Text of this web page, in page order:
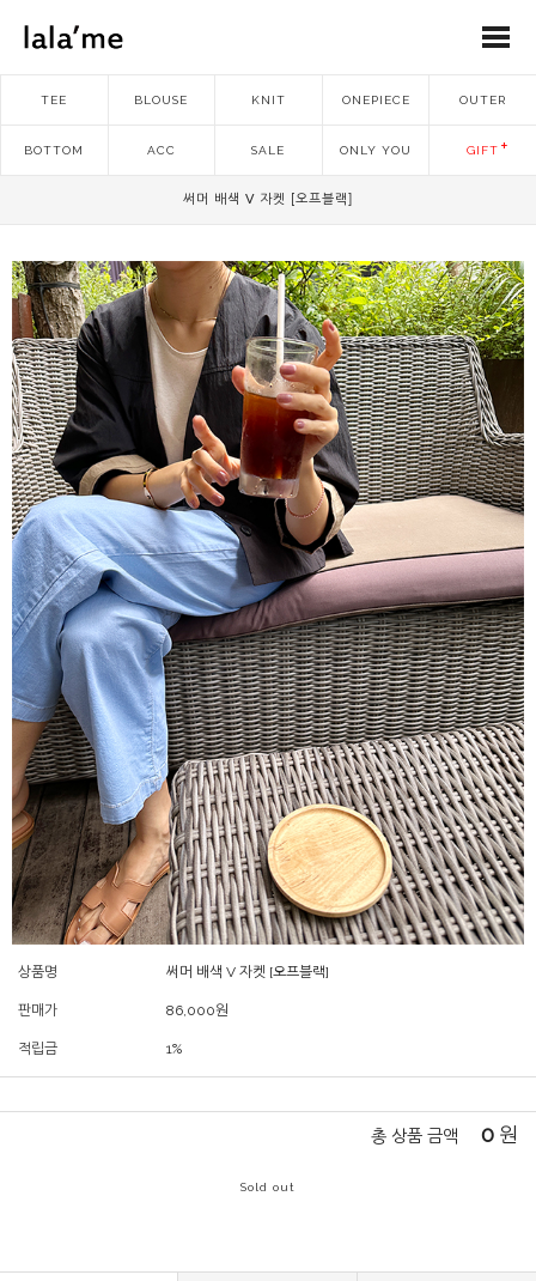
TEE BLOUSE KNIT ONEPIECE OUTER
BOTTOM ACC SALE ONLY YOU GIFT
써머 배색 V 자켓 [오프블랙]
상품명 써머 배색 V 자켓 [오프블랙]
판매가 86,000원
적립금 1%
총 상품 금액 0 원
Sold out